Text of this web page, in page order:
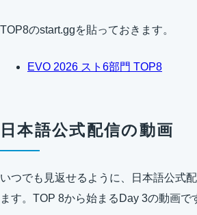
TOP8のstart.ggを貼っておきます。
EVO 2026 スト6部門 TOP8
日本語公式配信の動画
いつでも見返せるように、日本語公式
ます。TOP 8から始まるDay 3の動画で